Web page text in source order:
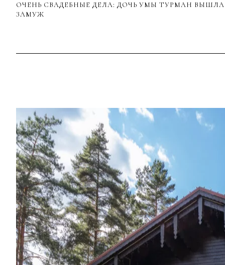
ОЧЕНЬ СВАДЕБНЫЕ ДЕЛА: ДОЧЬ УМЫ ТУРМАН ВЫШЛА
ЗАМУЖ